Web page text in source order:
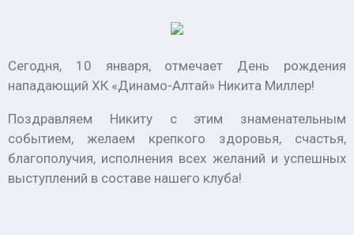
Сегодня, 10 января, отмечает День рождения
нападающий ХК «Динамо-Алтай» Никита Миллер!
Поздравляем Никиту с этим знаменательным
событием, желаем крепкого здоровья, счастья,
благополучия, исполнения всех желаний и успешных
выступлений в составе нашего клуба!